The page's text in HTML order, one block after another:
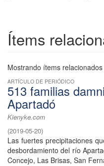
Ítems
Mostrando ítems
ARTÍCULO DE PERIÓDICO
513 familias
Apartadó
Kienyke.com
(2019-05-20)
Las fuertes precipitaciones
desbordamiento del río
Concejo, Las Brisas, San